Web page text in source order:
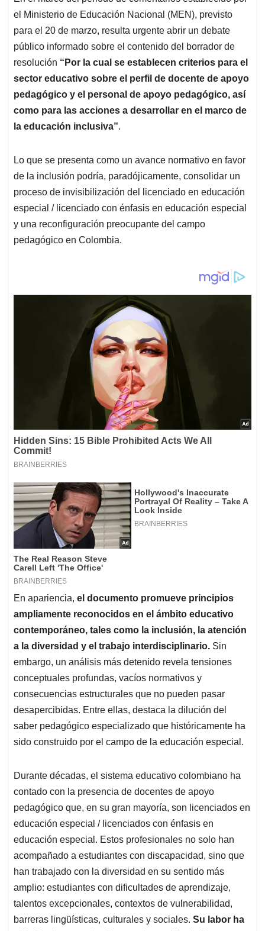
el Ministerio de Educación Nacional (MEN), previsto
para el 20 de marzo, resulta urgente abrir un debate
público informado sobre el contenido del borrador de
resolución “Por la cual se establecen criterios para el
sector educativo sobre el perfil de docente de apoyo
pedagógico y el personal de apoyo pedagógico, así
como para las acciones a desarrollar en el marco de
la educación inclusiva”.
Lo que se presenta como un avance normativo en favor
de la inclusión podría, paradójicamente, consolidar un
proceso de invisibilización del licenciado en educación
especial / licenciado con énfasis en educación especial
y una reconfiguración preocupante del campo
pedagógico en Colombia.
En apariencia, el documento promueve principios
ampliamente reconocidos en el ámbito educativo
contemporáneo, tales como la inclusión, la atención
a la diversidad y el trabajo interdisciplinario. Sin
embargo, un análisis más detenido revela tensiones
conceptuales profundas, vacíos normativos y
consecuencias estructurales que no pueden pasar
desapercibidas. Entre ellas, destaca la dilución del
saber pedagógico especializado que históricamente ha
sido construido por el campo de la educación especial.
Durante décadas, el sistema educativo colombiano ha
contado con la presencia de docentes de apoyo
pedagógico que, en su gran mayoría, son licenciados en
educación especial / licenciados con énfasis en
educación especial. Estos profesionales no solo han
acompañado a estudiantes con discapacidad, sino que
han trabajado con la diversidad en su sentido más
amplio: estudiantes con dificultades de aprendizaje,
talentos excepcionales, contextos de vulnerabilidad,
barreras lingüísticas, culturales y sociales. Su labor ha